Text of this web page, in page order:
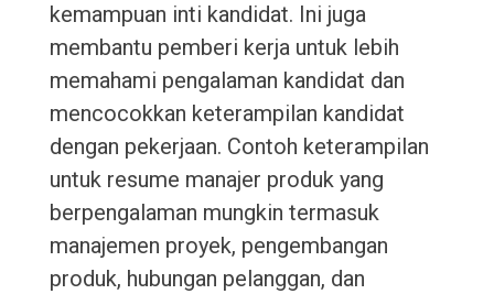
kemampuan inti kandidat. Ini juga
membantu pemberi kerja untuk lebih
memahami pengalaman kandidat dan
mencocokkan keterampilan kandidat
dengan pekerjaan. Contoh keterampilan
untuk resume manajer produk yang
berpengalaman mungkin termasuk
manajemen proyek, pengembangan
produk, hubungan pelanggan, dan